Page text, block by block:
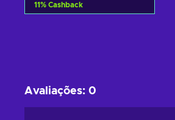
11% Cashback
Avaliações: 0